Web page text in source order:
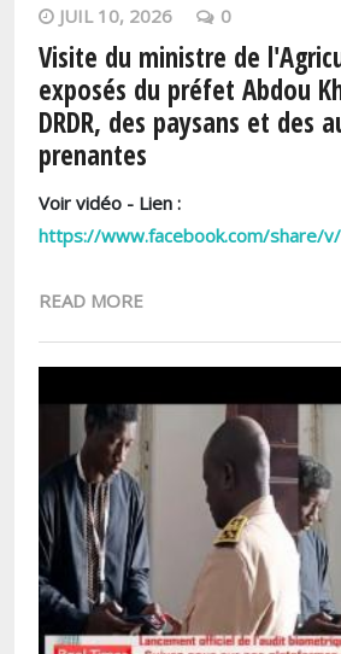
JUIL 10, 2026 0
Visite du ministre de
exposés du préfet Abdou
DRDR, des paysans et des
prenantes
Voir vidéo - Lien :
https://www.facebook.com/share/
READ MORE